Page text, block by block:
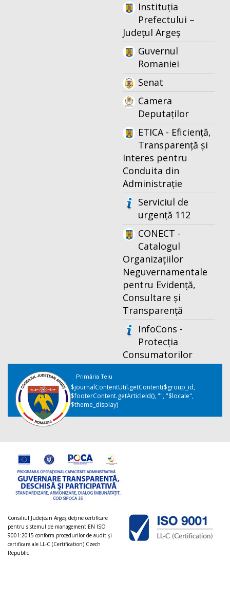
Instituția
Prefectului –
Județul Argeș
Guvernul
Romaniei
Senat
Camera
Deputaților
ETICA - Eficiență,
Transparență și
Interes pentru
Conduita din
Administrație
Serviciul de
urgență 112
CONECT -
Catalogul
Organizațiilor
Neguvernamentale
pentru Evidență,
Consultare și
Transparență
InfoCons -
Protecția
Consumatorilor
Primăria Teiu
$journalContentUtil.getContent($group_id,
$footerContent.getArticleId(), "", "$locale",
$theme_display)
Consiliul Judeţean Argeș deţine certificare
pentru sistemul de management EN ISO
9001:2015 conform procedurilor de audit şi
certificare ale LL-C (Certification) Czech
Republic